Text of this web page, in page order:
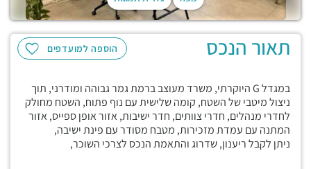
הוספה למועדפים תאור הנכס
במגדל G היוקרתי, משרד מעוצב ברמת גמר גבוהה ומודרני, תוך
ניצול מיטבי של השטח, קומה שלישית עם נוף פתוח, השטח מחולק
לחדרי מנהלים, חדרי צוותים, חדר ישיבות, אזור אופן ספייס, אזור
המתנה עם עמדת מזכירות, מטבח מסודר עם פינת ישיבה,
ניתן לקבל ריענון, שדרוג והתאמת הנכס לצרכי השוכר,